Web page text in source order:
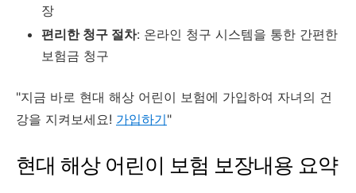
장
편리한 청구 절차: 온라인 청구 시스템을 통한 간편한
보험금 청구
"지금 바로 현대 해상 어린이 보험에 가입하여 자녀의 건
강을 지켜보세요! 가입하기"
현대 해상 어린이 보험 보장내용 요약